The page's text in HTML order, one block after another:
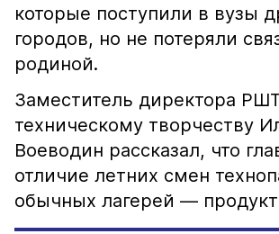
которые поступили в вузы
городов, но не потеряли
родиной.
Заместитель директора
техническому творчеству
Воеводин рассказал, что
отличие летних смен
обычных лагерей —